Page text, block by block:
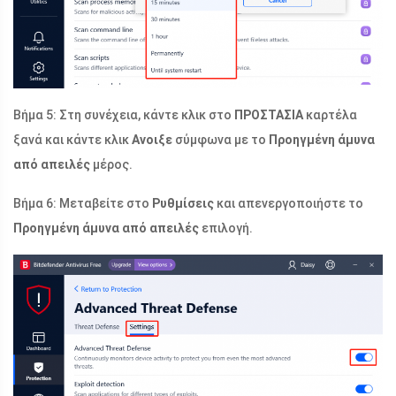
Βήμα 5: Στη συνέχεια, κάντε κλικ στο ΠΡΟΣΤΑΣΙΑ καρτέλα
ξανά και κάντε κλικΑνοιξε σύμφωνα με το Προηγμένη άμυνα
από απειλές μέρος.
Βήμα 6: Μεταβείτε στο Ρυθμίσεις και απενεργοποιήστε το
Προηγμένη άμυνα από απειλές επιλογή.